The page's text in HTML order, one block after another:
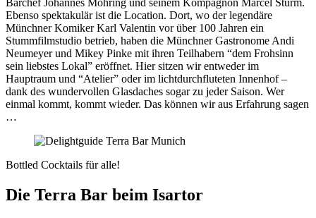
Barchef Johannes Möhring und seinem Kompagnon Marcel Sturm.
Ebenso spektakulär ist die Location. Dort, wo der legendäre
Münchner Komiker Karl Valentin vor über 100 Jahren ein
Stummfilmstudio betrieb, haben die Münchner Gastronome Andi
Neumeyer und Mikey Pinke mit ihren Teilhabern “dem Frohsinn
sein liebstes Lokal” eröffnet. Hier sitzen wir entweder im
Hauptraum und “Atelier” oder im lichtdurchfluteten Innenhof –
dank des wundervollen Glasdaches sogar zu jeder Saison. Wer
einmal kommt, kommt wieder. Das können wir aus Erfahrung sagen
…
Bottled Cocktails für alle!
Die Terra Bar beim Isartor